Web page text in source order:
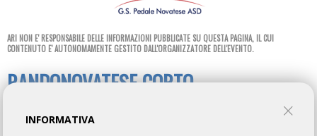
ARI NON E' RESPONSABILE DELLE INFORMAZIONI PUBBLICATE SU QUESTA PAGINA, IL CUI
CONTENUTO E' AUTONOMAMENTE GESTITO DALL'ORGANIZZATORE DELL'EVENTO.
RANDONOVATESE CORTO
Pedale Novatese ASD
INFORMATIVA